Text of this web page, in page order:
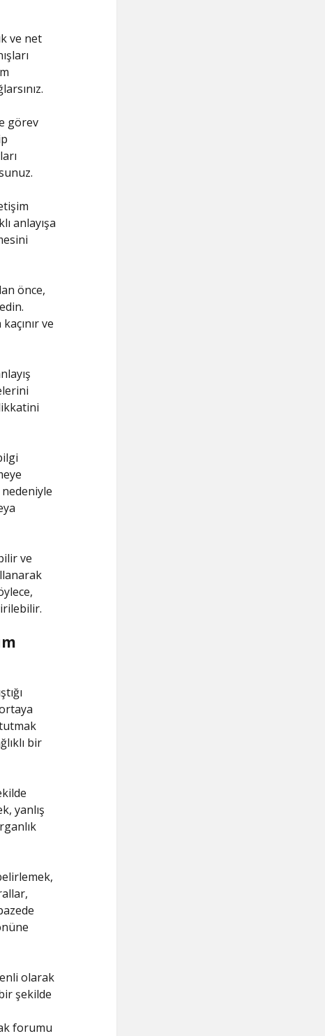
ve net
görev
anlayışa
önce,
ve
nedeniyle
ve
bir
yanlış
olarak
şekilde
forumu